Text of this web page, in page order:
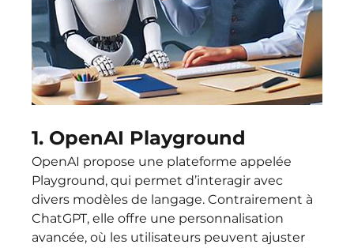
1. OpenAI Playground
OpenAI propose une plateforme appelée
Playground, qui permet d’interagir avec
divers modèles de langage. Contrairement à
ChatGPT, elle offre une personnalisation
avancée, où les utilisateurs peuvent ajuster